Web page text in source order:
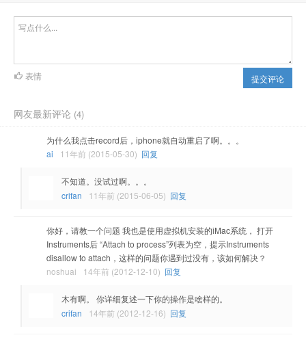
提交评论
表情
网友最新评论 (4)
为什么我点击record后，iphone就自动重启了啊。。。
ai
11年前 (2015-05-30) 回复
不知道。没试过啊。。。
crifan
11年前 (2015-06-05) 回复
你好，请教一个问题 我也是使用虚拟机安装的iMac系统， 打开
Instruments后 “Attach to process”列表为空，提示Instruments
disallow to attach，这样的问题你遇到过没有，该如何解决？
noshuai
14年前 (2012-12-10) 回复
木有啊。 你详细复述一下你的操作是啥样的。
crifan
14年前 (2012-12-16) 回复